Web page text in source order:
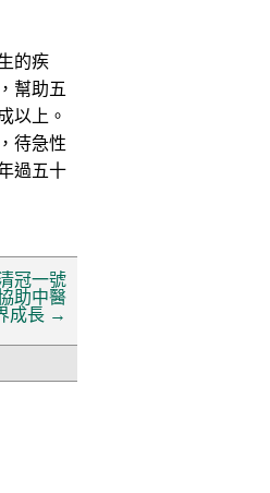
的疾
幫助五
以上。
待急性
過五十
冠一號
助中醫
成長 →